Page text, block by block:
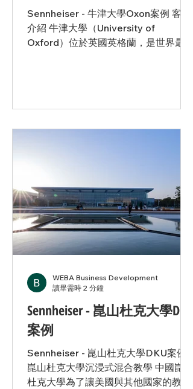
Sennheiser - 牛津大學Oxon案例 客戶
介紹 牛津大學（University of
Oxford）位於英國英格蘭，是世界最古
成，採取學院制管理模式，注重小班教
牛津大學中，一間具有五百年歷史的會
議室萬靈學院(All Souls College) 面臨
現代化的挑戰。這間會議室不僅擁有深
厚的歷史底蘊，更是學術交流的重要場
所。然而，由於其古老的建築結構，特
播面臨嚴重問題，常規音頻設備難以適
應，影響了其作為會議場所的功能。 面
臨的挑戰 聲音 這個古老會議室的石雕
穹頂和厚重牆壁容易造成聲音反射和回
音，使得在會議進行時，參與者難以清
楚聽到對方的講話。這不僅影響了會議
的效率，也讓參與者的交流變得困難。
施工 安裝過程中，專業的技術團隊考
Sennheiser - 崑山杜克大學DKU
案例
Sennheiser - 崑山杜克大學DKU案例
崑山杜克大學沉浸式混合教學 中國崑山
杜克大學為了讓美國與其他國家的教授
WEBA Business Development
讀畢需時 2 分鐘